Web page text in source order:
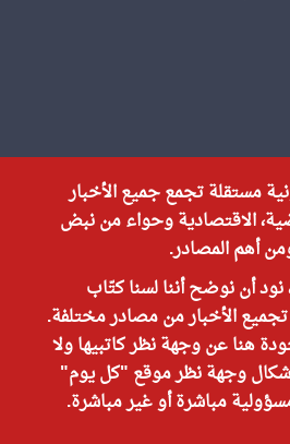
مستقلة تجمع جميع الأخبار
الاقتصادية وحواء من نبض
أهم المصادر.
أن نوضح أننا لسنا كتّاب
الأخبار من مصادر مختلفة.
هنا عن وجهة نظر كاتبيها ولا
وجهة نظر موقع "كل يوم"
مباشرة أو غير مباشرة.